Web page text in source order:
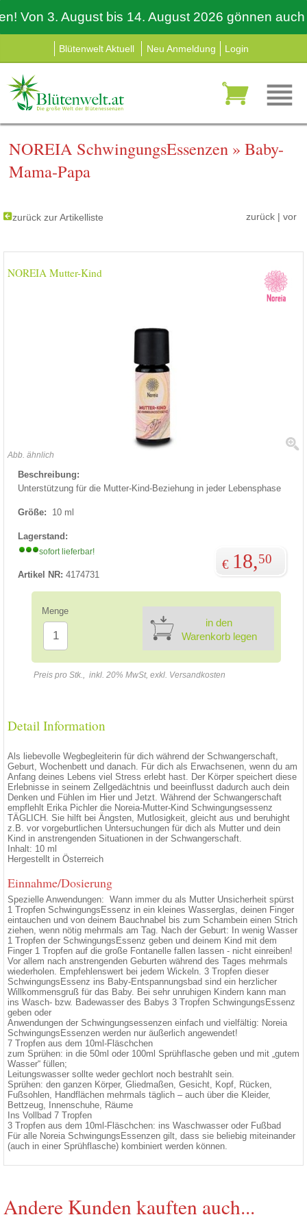
3. August bis 14. August 2026 gönnen auch
Blütenwelt Aktuell Neu Anmeldung Login
NOREIA SchwingungsEssenzen » Baby-
Mama-Papa
zurück zur Artikelliste zurück | vor
NOREIA Mutter-Kind
Abb. ähnlich
Beschreibung:
Unterstützung für die Mutter-Kind-Beziehung in jeder Lebensphase
Größe: 10 ml
Lagerstand:
sofort lieferbar!
Artikel NR: 4174731
€ 18,50
Menge
in den
Warenkorb legen
Preis pro Stk., inkl. 20% MwSt, exkl. Versandkosten
Detail Information
Als liebevolle Wegbegleiterin für dich während der Schwangerschaft,
Geburt, Wochenbett und danach. Für dich als Erwachsenen, wenn du am
Anfang deines Lebens viel Stress erlebt hast. Der Körper speichert diese
Erlebnisse in seinem Zellgedächtnis und beeinflusst dadurch auch dein
Denken und Fühlen im Hier und Jetzt. Während der Schwangerschaft
empflehlt Erika Pichler die Noreia-Mutter-Kind Schwingungsessenz
TÄGLICH. Sie hilft bei Ängsten, Mutlosigkeit, gleicht aus und beruhight
z.B. vor vorgeburtlichen Untersuchungen für dich als Mutter und dein
Kind in anstrengenden Situationen in der Schwangerschaft.
Inhalt: 10 ml
Hergestellt in Österreich
Einnahme/Dosierung
Spezielle Anwendungen: Wann immer du als Mutter Unsicherheit spürst
1 Tropfen SchwingungsEssenz in ein kleines Wasserglas, deinen Finger
eintauchen und von deinem Bauchnabel bis zum Schambein einen Strich
ziehen, wenn nötig mehrmals am Tag. Nach der Geburt: In wenig Wasser
1 Tropfen der SchwingungsEssenz geben und deinem Kind mit dem
Finger 1 Tropfen auf die große Fontanelle fallen lassen - nicht einreiben!
Vor allem nach anstrengenden Geburten während des Tages mehrmals
wiederholen. Empfehlenswert bei jedem Wickeln. 3 Tropfen dieser
SchwingungsEssenz ins Baby-Entspannungsbad sind ein herzlicher
Willkommensgruß für das Baby. Bei sehr unruhigen Kindern kann man
ins Wasch- bzw. Badewasser des Babys 3 Tropfen SchwingungsEssenz
geben oder
Anwendungen der Schwingungsessenzen einfach und vielfältig: Noreia
SchwingungsEssenzen werden nur äußerlich angewendet!
7 Tropfen aus dem 10ml-Fläschchen
zum Sprühen: in die 50ml oder 100ml Sprühflasche geben und mit „gutem
Wasser“ füllen;
Leitungswasser sollte weder gechlort noch bestrahlt sein.
Sprühen: den ganzen Körper, Gliedmaßen, Gesicht, Kopf, Rücken,
Fußsohlen, Handflächen mehrmals täglich – auch über die Kleider,
Bettzeug, Innenschuhe, Räume
Ins Vollbad 7 Tropfen
3 Tropfen aus dem 10ml-Fläschchen: ins Waschwasser oder Fußbad
Für alle Noreia SchwingungsEssenzen gilt, dass sie beliebig miteinander
(auch in einer Sprühflasche) kombiniert werden können.
Andere Kunden kauften auch...